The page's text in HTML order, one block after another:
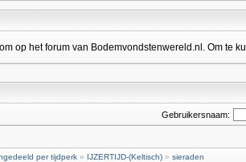
op het forum van Bodemvondstenwereld.nl. Om te
Gebruikersnaam:
per tijdperk » IJZERTIJD-(Keltisch) » sieraden